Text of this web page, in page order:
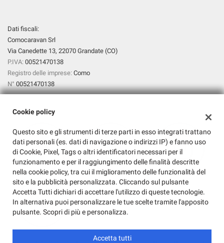
Dati fiscali:
Comocaravan Srl
Via Canedette 13, 22070 Grandate (CO)
P.IVA: 00521470138
Registro delle imprese: Como
N° 00521470138
Cookie policy
Questo sito e gli strumenti di terze parti in esso integrati trattano
dati personali (es. dati di navigazione o indirizzi IP) e fanno uso
di Cookie, Pixel, Tags o altri identificatori necessari per il
funzionamento e per il raggiungimento delle finalità descritte
nella cookie policy, tra cui il miglioramento delle funzionalità del
sito e la pubblicità personalizzata. Cliccando sul pulsante
Accetta Tutti dichiari di accettare l'utilizzo di queste tecnologie.
In alternativa puoi personalizzare le tue scelte tramite l'apposito
pulsante. Scopri di più e personalizza.
Accetta tutti